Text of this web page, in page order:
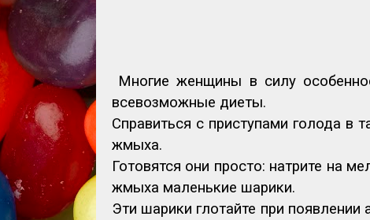
Многие женщины в силу
всевозможные диеты.
Справиться с приступами голода в
жмыха.
Готовятся они просто: натрите на
жмыха маленькие шарики.
Эти шарики глотайте при появлении